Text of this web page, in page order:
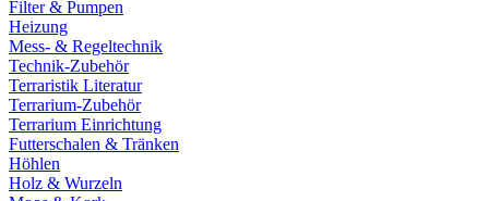
Filter & Pumpen
Heizung
Mess- & Regeltechnik
Technik-Zubehör
Terraristik Literatur
Terrarium-Zubehör
Terrarium Einrichtung
Futterschalen & Tränken
Höhlen
Holz & Wurzeln